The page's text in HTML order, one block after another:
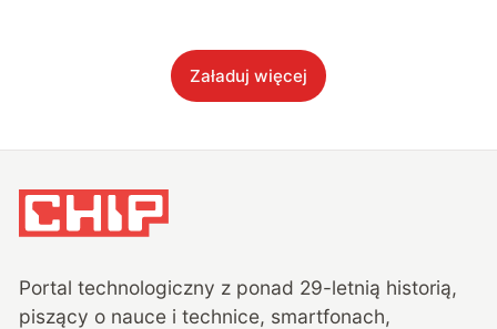
Załaduj więcej
Portal technologiczny z ponad 29-letnią historią,
piszący o nauce i technice, smartfonach,